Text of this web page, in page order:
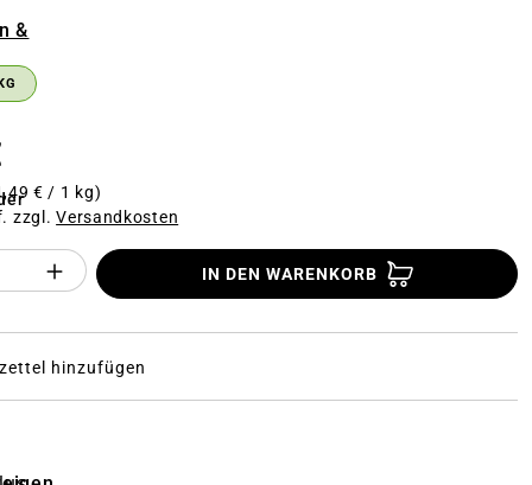
&
€ / 1 kg)
zzgl.Versandkosten
des Produktes "%product%":
IN DEN WARENKORB
hinzufügen